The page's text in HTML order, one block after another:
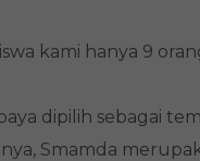
kami hanya 9
dipilih sebagai
Smamda